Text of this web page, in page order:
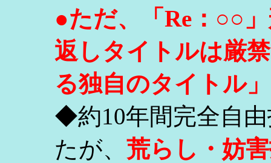
●ただ、「Re：○○
返しタイトルは厳
る独自のタイトル
◆約10年間完全自
たが、 荒らし・妨